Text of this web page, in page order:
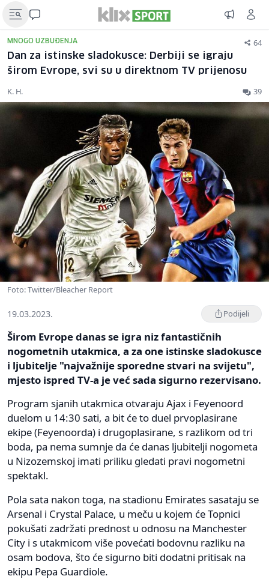
MNOGO UZBUĐENJA 64
Dan za istinske sladokusce: Derbiji se igraju
širom Evrope, svi su u direktnom TV prijenosu
K. H. 39
Foto: Twitter/Bleacher Report
19.03.2023. Podijeli
Širom Evrope danas se igra niz fantastičnih
nogometnih utakmica, a za one istinske sladokusce
i ljubitelje "najvažnije sporedne stvari na svijetu",
mjesto ispred TV-a je već sada sigurno rezervisano.
Program sjanih utakmica otvaraju Ajax i Feyenoord
duelom u 14:30 sati, a bit će to duel prvoplasirane
ekipe (Feyenoorda) i drugoplasirane, s razlikom od tri
boda, pa nema sumnje da će danas ljubitelji nogometa
u Nizozemskoj imati priliku gledati pravi nogometni
spektakl.
Pola sata nakon toga, na stadionu Emirates sasataju se
Arsenal i Crystal Palace, u meču u kojem će Topnici
pokušati zadržati prednost u odnosu na Manchester
City i s utakmicom više povećati bodovnu razliku na
osam bodova, što će sigurno biti dodatni pritisak na
ekipu Pepa Guardiole.